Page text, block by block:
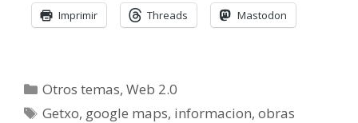
Imprimir Threads Mastodon
Categorías
Otros temas,Web 2.0
Etiquetas
Getxo, google maps, informacion,obras